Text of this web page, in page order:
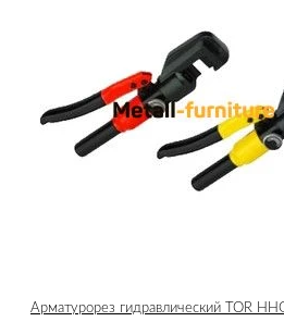
Арматурорез гидравлический TOR